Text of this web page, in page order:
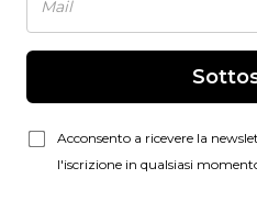
Acconsento a ricevere la
l'iscrizione in qualsiasi